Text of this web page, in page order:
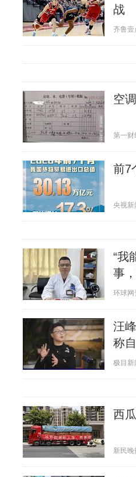
战
齐鲁
空
第一
前7
央视
“我
事
环球
汪
称
极目
西
新民